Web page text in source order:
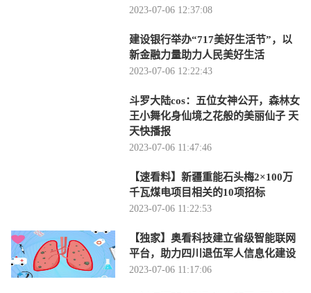
2023-07-06 12:37:08
建设银行举办“717美好生活节”，以
新金融力量助力人民美好生活
2023-07-06 12:22:43
斗罗大陆cos：五位女神公开，森林女
王小舞化身仙境之花般的美丽仙子 天
天快播报
2023-07-06 11:47:46
【速看料】新疆重能石头梅2×100万
千瓦煤电项目相关的10项招标
2023-07-06 11:22:53
【独家】奥看科技建立省级智能联网
平台，助力四川退伍军人信息化建设
2023-07-06 11:17:06